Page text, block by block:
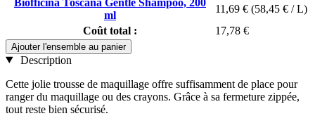
ml
11,69 € (58,45 € / L)
Coût total :
17,78 €
Ajouter l'ensemble au panier
Description
Cette jolie trousse de maquillage offre suffisamment de place pour
ranger du maquillage ou des crayons. Grâce à sa fermeture zippée,
tout reste bien sécurisé.